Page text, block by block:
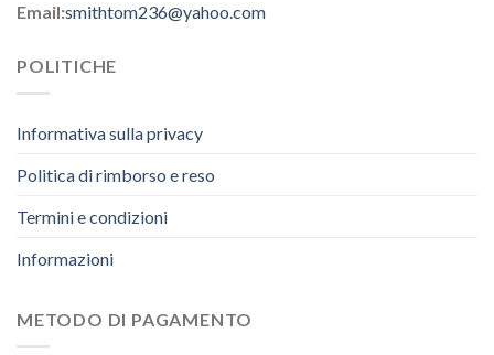
Email:smithtom236@yahoo.com
POLITICHE
Informativa sulla privacy
Politica di rimborso e reso
Termini e condizioni
Informazioni
METODO DI PAGAMENTO